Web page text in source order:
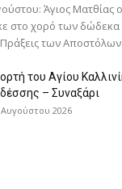
Άγιος
στο χορό των
των
του Αγίου
– Συναξάρι
2026